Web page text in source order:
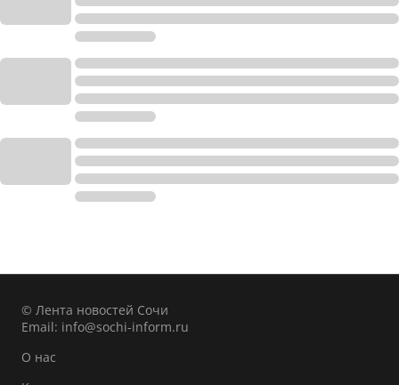
© Лента новостей Сочи
Email: info@sochi-inform.ru
О нас